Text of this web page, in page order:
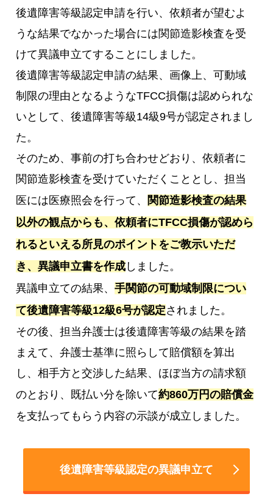
後遺障害等級認定申請を行い、依頼者が望むよ
うな結果でなかった場合には関節造影検査を受
けて異議申立てすることにしました。
後遺障害等級認定申請の結果、画像上、可動域
制限の理由となるようなTFCC損傷は認められな
いとして、後遺障害等級14級9号が認定されまし
た。
そのため、事前の打ち合わせどおり、依頼者に
関節造影検査を受けていただくこととし、担当
医には医療照会を行って、 関節造影検査の結果
以外の観点からも、依頼者にTFCC損傷が認めら
れるといえる所見のポイントをご教示いただ
き、異議申立書を作成 しました。
異議申立ての結果、手関節の可動域制限につい
て後遺障害等級12級6号が認定されました。
その後、担当弁護士は後遺障害等級の結果を踏
まえて、弁護士基準に照らして賠償額を算出
し、相手方と交渉した結果、ほぼ当方の請求額
のとおり、既払い分を除いて約860万円の賠償金
を支払ってもらう内容の示談が成立しました。
後遺障害等級認定の異議申立て